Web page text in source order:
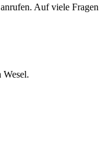
Auf viele